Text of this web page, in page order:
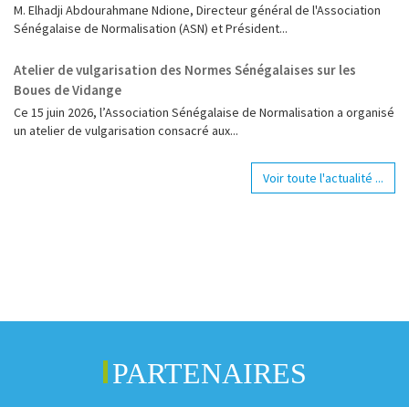
M. Elhadji Abdourahmane Ndione, Directeur général de l'Association
Sénégalaise de Normalisation (ASN) et Président...
Atelier de vulgarisation des Normes Sénégalaises sur les
Boues de Vidange
Ce 15 juin 2026, l’Association Sénégalaise de Normalisation a organisé
un atelier de vulgarisation consacré aux...
Voir toute l'actualité ...
PARTENAIRES